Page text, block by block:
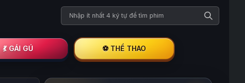
Tìm kiếm phim
💃 GÁI GÚ ⚽ THỂ THAO